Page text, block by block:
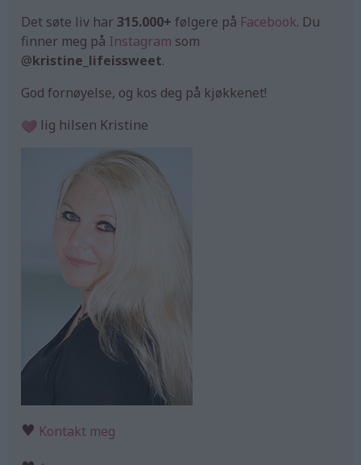
Det søte liv har315.000+ følgere på Facebook. Du
finner meg på Instagram som
@kristine_lifeissweet.
God fornøyelse, og kos deg på kjøkkenet!
lig hilsen Kristine
♥ Kontakt meg